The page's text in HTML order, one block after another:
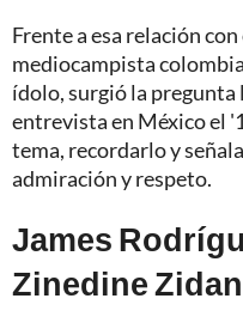
Frente a esa relación
mediocampista
ídolo, surgió la pregunta
entrevista en México el
tema, recordarlo y
admiración y respeto.
James
Zinedine